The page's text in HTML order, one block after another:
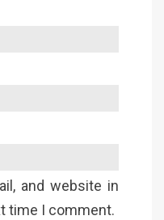
and website in
time I comment.